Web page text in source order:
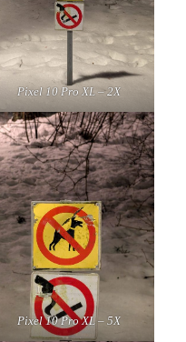
Pixel 10 Pro XL – 2X
Pixel 10 Pro XL – 5X